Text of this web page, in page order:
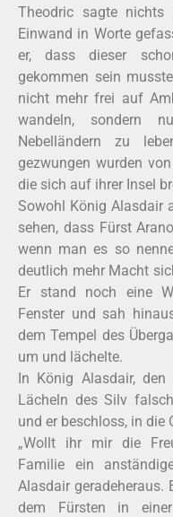
Theodric sagte
Einwand in Worte
er, dass dieser
gekommen sein
nicht mehr frei auf
wandeln, sondern
Nebelländern zu
gezwungen wurden
die sich auf ihrer Insel
Sowohl König Alasdair
sehen, dass Fürst
wenn man es so
deutlich mehr Macht
Er stand noch eine
Fenster und sah
dem Tempel des
um und lächelte.
In König Alasdair,
Lächeln des Silv
und er beschloss, in die
„Wollt ihr mir die
Familie ein
Alasdair geradeheraus.
dem Fürsten in